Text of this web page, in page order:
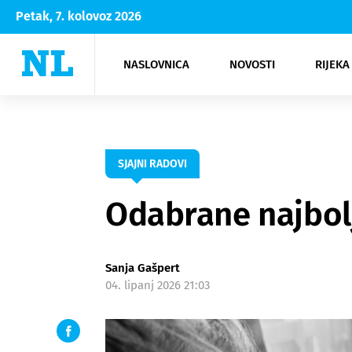
Petak, 7. kolovoz 2026
NASLOVNICA NOVOSTI
Rijeka Opatija
NK
Moda
Kultura
SJAJNI RADOVI
Odabrane
Sanja Gašpert
04. lipanj 2026 21:03